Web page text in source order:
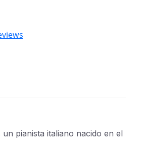
pianista italiano nacido en el